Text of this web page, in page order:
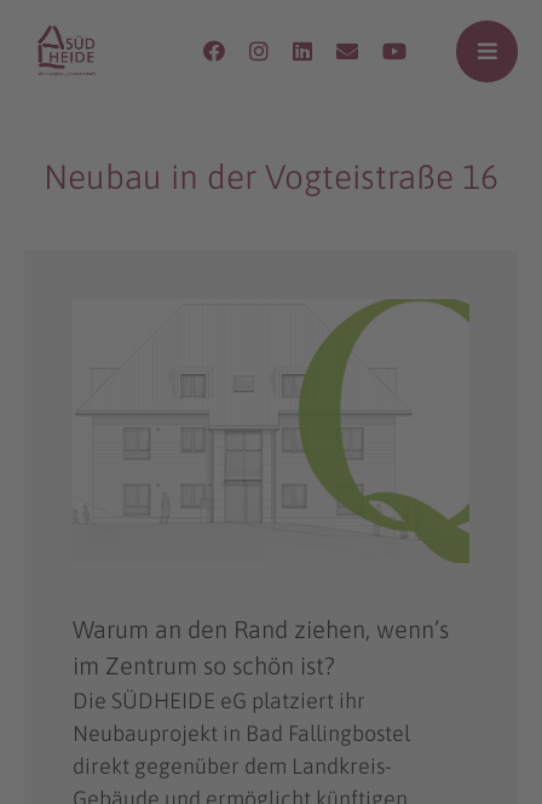
Neubau in der Vogteistraße 16
Warum an den Rand ziehen, wenn’s
im Zentrum so schön ist?
Die SÜDHEIDE eG platziert ihr
Neubauprojekt in Bad Fallingbostel
direkt gegenüber dem Landkreis-
Gebäude und ermöglicht künftigen